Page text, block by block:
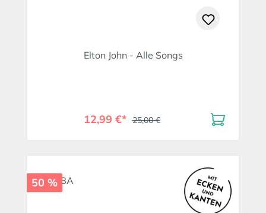
Elton John - Alle Songs
12,99 €* 25,00 €
50 %